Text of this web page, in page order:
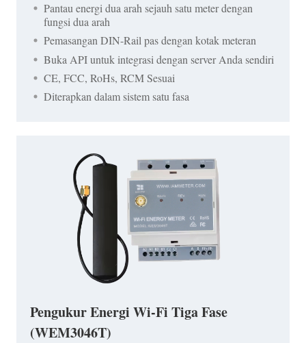
Pantau energi dua arah sejauh satu meter dengan
fungsi dua arah
Pemasangan DIN-Rail pas dengan kotak meteran
Buka API untuk integrasi dengan server Anda sendiri
CE, FCC, RoHs, RCM Sesuai
Diterapkan dalam sistem satu fasa
Pengukur Energi Wi-Fi Tiga Fase
(WEM3046T)